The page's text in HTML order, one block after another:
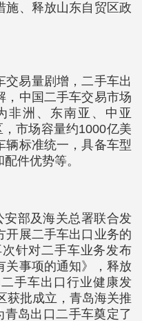
施、释放山东自贸区政
交易量剧增，二手车出
，中国二手车交易市场
非洲、东南亚、中亚
市场容量约1000亿美
辆标准统一，具备车型
件优势等。
安部及海关总署联合发
开展二手车出口业务的
针对二手车业务发布
关事项的通知》，释放
手车出口行业健康发
获批成立，青岛海关推
青岛出口二手车奠定了